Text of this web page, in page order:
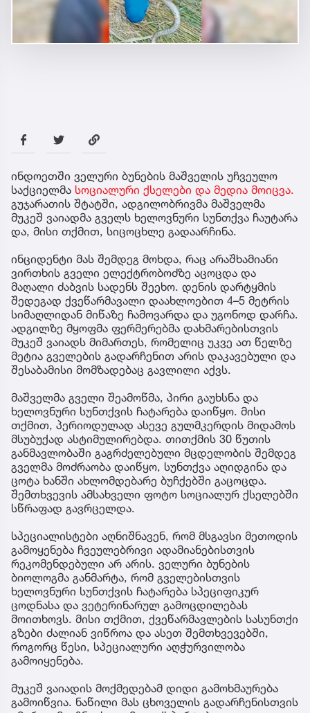
ინდოეთში ველური ბუნების მაშველის უჩვეულო
საქციელმა სოციალური ქსელები და მედია მოიცვა.
გუჯარათის შტატში, ადგილობრივმა მაშველმა
მუკეშ ვაიადმა გველს ხელოვნური სუნთქვა ჩაუტარა
და, მისი თქმით, სიცოცხლე გადაარჩინა.
ინციდენტი მას შემდეგ მოხდა, რაც არაშხამიანი
ვირთხის გველი ელექტრობოძზე აცოცდა და
მაღალი ძაბვის სადენს შეეხო. დენის დარტყმის
შედეგად ქვეწარმავალი დაახლოებით 4–5 მეტრის
სიმაღლიდან მიწაზე ჩამოვარდა და უგონოდ დარჩა.
ადგილზე მყოფმა ფერმერებმა დახმარებისთვის
მუკეშ ვაიადს მიმართეს, რომელიც უკვე ათ წელზე
მეტია გველების გადარჩენით არის დაკავებული და
შესაბამისი მომზადებაც გავლილი აქვს.
მაშველმა გველი შეამოწმა, პირი გაუხსნა და
ხელოვნური სუნთქვის ჩატარება დაიწყო. მისი
თქმით, პერიოდულად ასევე გულმკერდის მიდამოს
მსუბუქად ასტიმულირებდა. თითქმის 30 წუთის
განმავლობაში გაგრძელებული მცდელობის შემდეგ
გველმა მოძრაობა დაიწყო, სუნთქვა აღიდგინა და
ცოტა ხანში ახლომდებარე ბუჩქებში გაცოცდა.
შემთხვევის ამსახველი ფოტო სოციალურ ქსელებში
სწრაფად გავრცელდა.
სპეციალისტები აღნიშნავენ, რომ მსგავსი მეთოდის
გამოყენება ჩვეულებრივი ადამიანებისთვის
რეკომენდებული არ არის. ველური ბუნების
ბიოლოგმა განმარტა, რომ გველებისთვის
ხელოვნური სუნთქვის ჩატარება სპეციფიკურ
ცოდნასა და ვეტერინარულ გამოცდილებას
მოითხოვს. მისი თქმით, ქვეწარმავლების სასუნთქი
გზები ძალიან ვიწროა და ასეთ შემთხვევებში,
როგორც წესი, სპეციალური აღჭურვილობა
გამოიყენება.
მუკეშ ვაიადის მოქმედებამ დიდი გამოხმაურება
გამოიწვია. ნაწილი მას ცხოველის გადარჩენისთვის